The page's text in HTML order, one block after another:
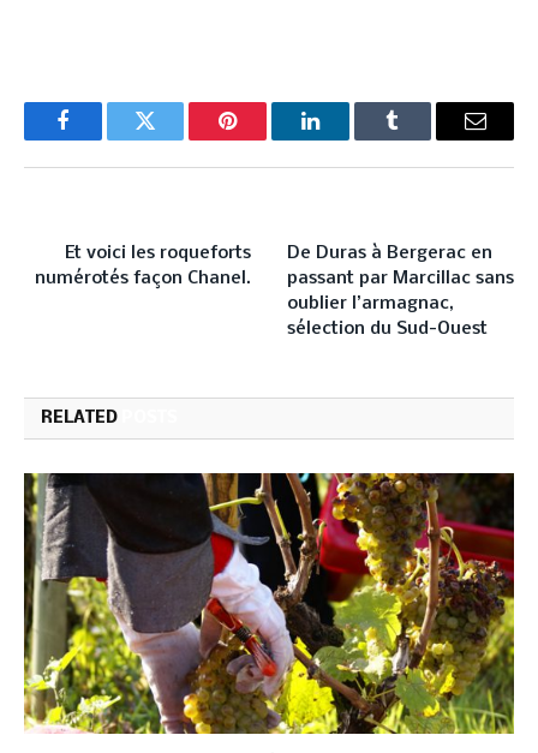
FacebookTwitter Pinterest LinkedInTumblr Email
Et voici les roqueforts
numérotés façon Chanel.
De Duras à Bergerac en
passant par Marcillac sans
oublier l’armagnac,
sélection du Sud-Ouest
RELATED